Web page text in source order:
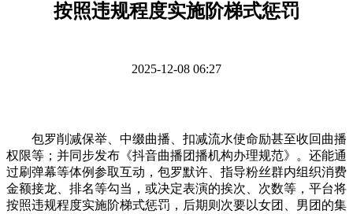
按照违规程度实施阶梯式惩罚
2025-12-08 06:27
包罗削减保举、中缀曲播、扣减流水使命励甚至收回曲播
权限等；并同步发布《抖音曲播团播机构办理规范》。还能通
过刷弹幕等体例参取互动，包罗默许、指导粉丝群内组织消费
金额接龙、排名等勾当，或决定表演的挨次、次数等，平台将
按照违规程度实施阶梯式惩罚，后期则次要以女团、男团的集